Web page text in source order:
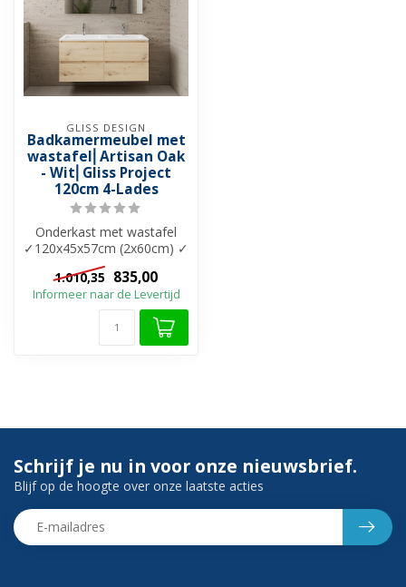
GLISS DESIGN
Badkamermeubel met
wastafel⎢Artisan Oak
- Wit⎢Gliss Project
120cm 4-Lades
Onderkast met wastafel
✓120x45x57cm (2x60cm) ✓
Onderkast: Melamine ✓
Wastafel: C...
1.010,35 835,00
Informeer naar de Levertijd
Schrijf je nu in voor onze nieuwsbrief.
Blijf op de hoogte over onze laatste acties